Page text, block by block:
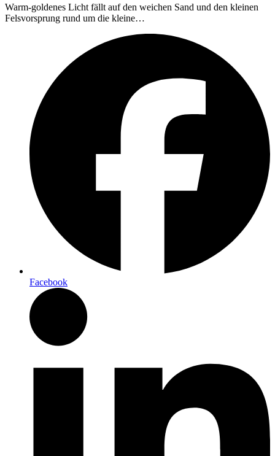
Warm-goldenes Licht fällt auf den weichen Sand und den kleinen
Felsvorsprung rund um die kleine…
Facebook